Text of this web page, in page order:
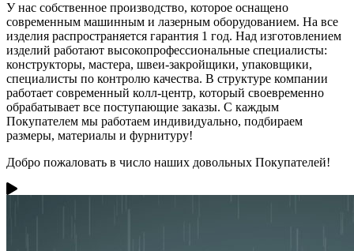
У нас собственное производство, которое оснащено
современным машинным и лазерным оборудованием. На все
изделия распространяется гарантия 1 год. Над изготовлением
изделий работают высокопрофессиональные специалисты:
конструкторы, мастера, швеи-закройщики, упаковщики,
специалисты по контролю качества. В структуре компании
работает современный колл-центр, который своевременно
обрабатывает все поступающие заказы. С каждым
Покупателем мы работаем индивидуально, подбираем
размеры, материалы и фурнитуру!
Добро пожаловать в число наших довольных Покупателей!